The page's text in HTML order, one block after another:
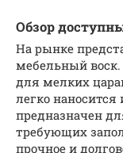
Обзор
На рынке
мебельный
для мелких
легко
предназначен
требующих
прочное и